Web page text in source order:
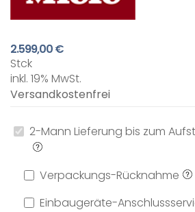
2.599,00 €
Stck
inkl. 19% MwSt.
Versandkostenfrei
2-Mann Lieferung bis zum
Verpackungs-Rücknahme
Einbaugeräte-